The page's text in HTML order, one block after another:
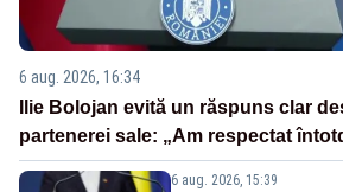
6 aug. 2026, 16:34
Ilie Bolojan evită un răspuns clar
partenerei sale: „Am respectat
6 aug. 2026, 15:39